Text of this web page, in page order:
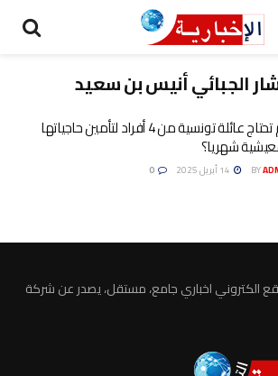
الجبائي أنيس بن سعيد
كم تحتاج عائلة تونسية من 4 أفراد لتأمين حاجياتها
شهريا؟
BY
الكتروني اخباري جامع، مستقل، يصدر عن شركة